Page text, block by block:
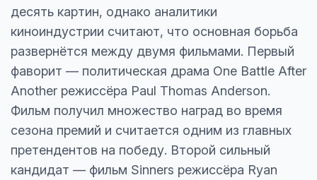
десять картин, однако аналитики
киноиндустрии считают, что основная борьба
развернётся между двумя фильмами. Первый
фаворит — политическая драма One Battle After
Another режиссёра Paul Thomas Anderson.
Фильм получил множество наград во время
сезона премий и считается одним из главных
претендентов на победу. Второй сильный
кандидат — фильм Sinners режиссёра Ryan